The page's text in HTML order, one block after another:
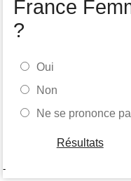
France
?
Oui
Non
Ne se prononce
Résultats
-